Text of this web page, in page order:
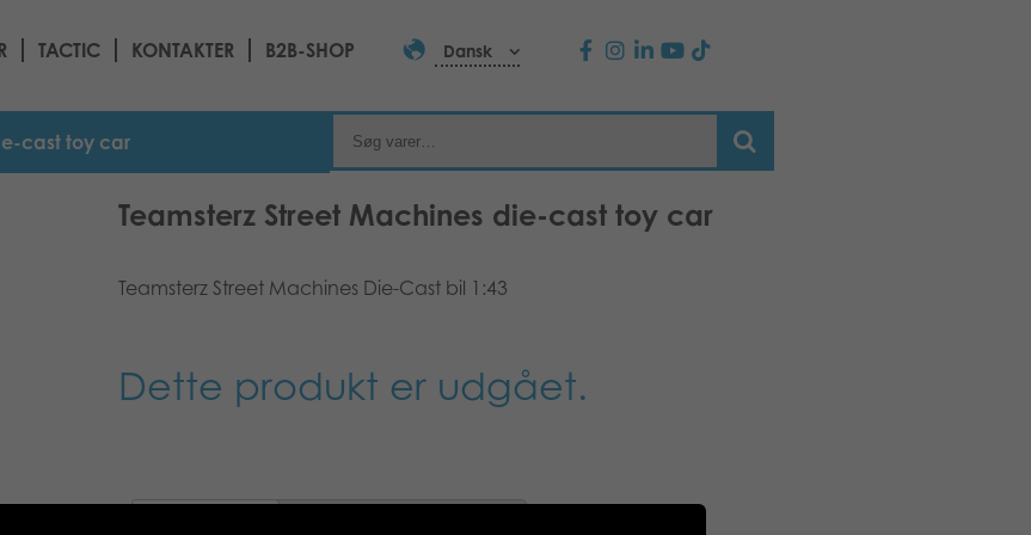
TACTIC KONTAKTER B2B-SHOP Dansk
cast toy car
Teamsterz Street Machines die-cast toy car
Teamsterz Street Machines Die-Cast bil 1:43
Dette produkt er udgået.